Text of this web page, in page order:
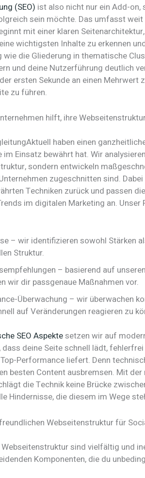
(SEO) ist also nicht nur ein Add-on,
sein möchte. Das umfasst weit
mit einer klaren
wichtigsten Inhalte zu erkennen
die Gliederung in thematische
und deine Nutzerführung deutlich
ersten Sekunde an einen Mehrwert
zu führen.
hilft, ihre
haben einen
Einsatz bewährt hat. Wir
sondern entwickeln
zugeschnitten sind.
Techniken zurück und passen
im digitalen Marketing an. Unser
– wir identifizieren sowohl Stärken
Struktur.
– basierend auf
wir dir passgenaue Maßnahmen vor.
Überwachung – wir überwachen
auf Veränderungen reagieren zu
SEO Aspektesetzen wir auf
deine Seite schnell lädt,
Performance liefert. Denn
besten Content ausbremsen. Mit
die Technik keine Brücke
Hindernisse, die diesem im Wege
Webseitenstruktur für
sind vielfältig und
Komponenten, die du